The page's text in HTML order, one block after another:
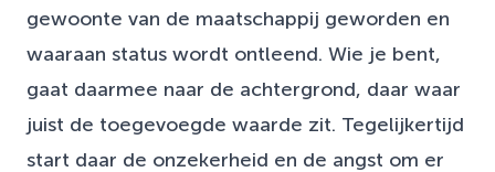
gewoonte van de maatschappij geworden en
waaraan status wordt ontleend. Wie je bent,
gaat daarmee naar de achtergrond, daar waar
juist de toegevoegde waarde zit. Tegelijkertijd
start daar de onzekerheid en de angst om er